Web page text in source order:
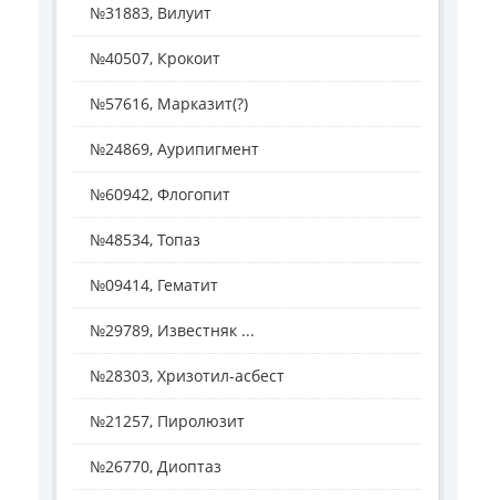
№31883, Вилуит
№40507, Крокоит
№57616, Марказит(?)
№24869, Аурипигмент
№60942, Флогопит
№48534, Топаз
№09414, Гематит
№29789, Известняк ...
№28303, Хризотил-асбест
№21257, Пиролюзит
№26770, Диоптаз